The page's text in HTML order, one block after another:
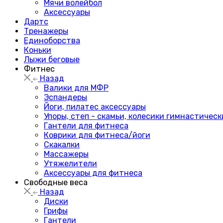
Мячи волейбол
Аксессуары
Дартс
Тренажеры
Единоборства
Коньки
Лыжи беговые
Фитнес
Назад
Валики для МФР
Эспандеры
Йоги, пилатес аксессуары
Упоры, степ - скамьи, колесики
Гантели для фитнеса
Коврики для фитнеса/йоги
Скакалки
Массажеры
Утяжелители
Аксессуары для фитнеса
Свободные веса
Назад
Диски
Грифы
Гантели